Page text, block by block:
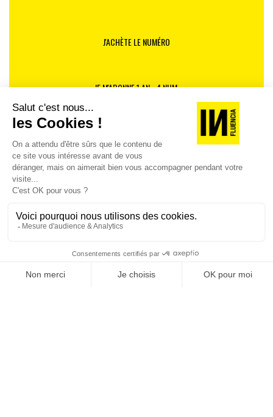
J'ACHÈTE LE NUMÉRO
JE M'ABONNE 1 AN - 4 NUM.
JE DÉCOUVRE LES NUMÉROS PRÉCÉDENTS
Je suis déjà abonné(e) :je consulte la revue en